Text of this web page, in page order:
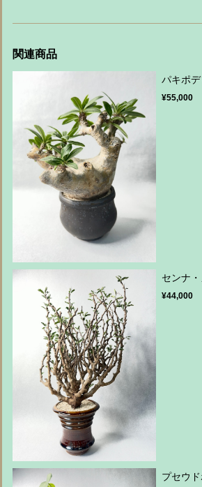
関連商品
パキポ
¥55,000
センナ
¥44,000
プセウ